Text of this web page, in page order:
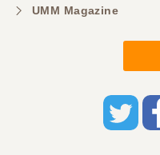
UMM Magazine